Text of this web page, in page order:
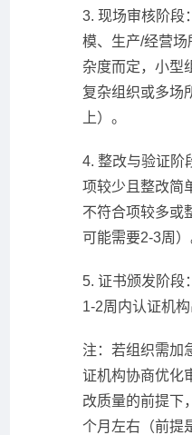
3. 现场审核阶段
模、生产/经营
杂度而定，小型
复杂组织或多场
上）。
4. 整改与验证阶
项较少且整改简
不符合项较多或
可能需要2-3周）
5. 证书颁发阶段
1-2周内认证机构
注：若组织需加
证机构协商优化
改质量的前提下
个月左右（前提